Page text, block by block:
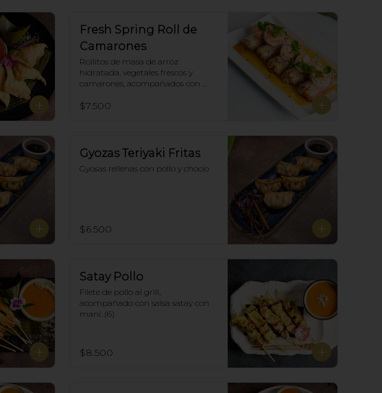
Fresh Spring Roll de
Camarones
Rollitos de masa de arroz
hidratada, vegetales frescos y
camarones, acompañados con
$7.500
Gyozas Teriyaki Fritas
Gyosas rellenas con pollo y choclo
$6.500
Satay Pollo
Filete de pollo al grill,
acompañado con salsa satay con
maní. (6)
$8.500